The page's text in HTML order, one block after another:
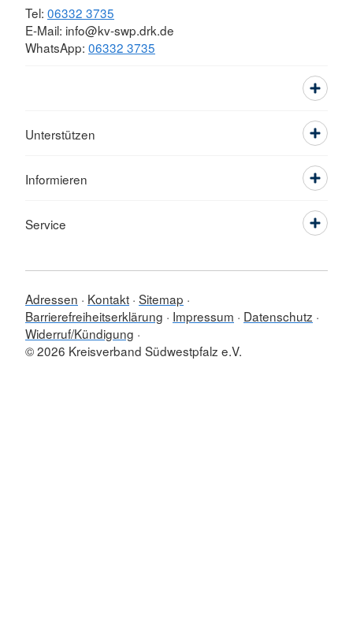
Tel: 06332 3735
E-Mail: info@kv-swp.drk.de
WhatsApp: 06332 3735
Unterstützen
Informieren
Service
Adressen Kontakt Sitemap
Barrierefreiheitserklärung
Impressum
Datenschutz
Widerruf/Kündigung
© 2026 Kreisverband Südwestpfalz e.V.